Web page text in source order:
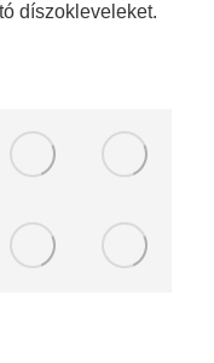
díszokleveleket.